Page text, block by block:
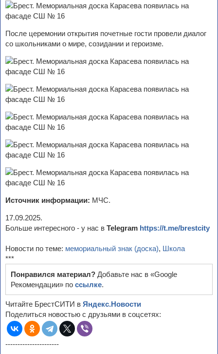
После церемонии открытия почетные гости провели диалог
со школьниками о мире, созидании и героизме.
Источник информации: МЧС.
17.09.2025.
Больше интересного - у нас в Telegram https://t.me/brestcity
Новости по теме: мемориальный знак (доска), Школа
***
Понравился материал? Добавьте нас в «Google
Рекомендации» по ссылке.
Читайте БрестСИТИ в Яндекс.Новости
Поделиться новостью с друзьями в соцсетях:
----------------------